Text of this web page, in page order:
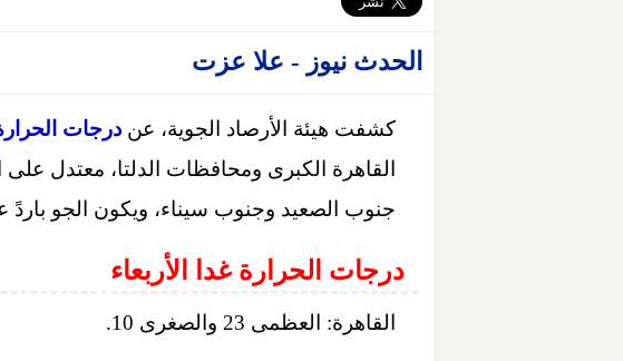
الحدث نيوز - علا عزت
كشفت هيئة الأرصاد الجوية، عندرجات
القاهرة الكبرى ومحافظات الدلتا، معتدل
جنوب الصعيد وجنوب سيناء، ويكون الجو باردً
درجات الحرارة غدا الأربعاء
القاهرة: العظمى 23 والصغرى 10.